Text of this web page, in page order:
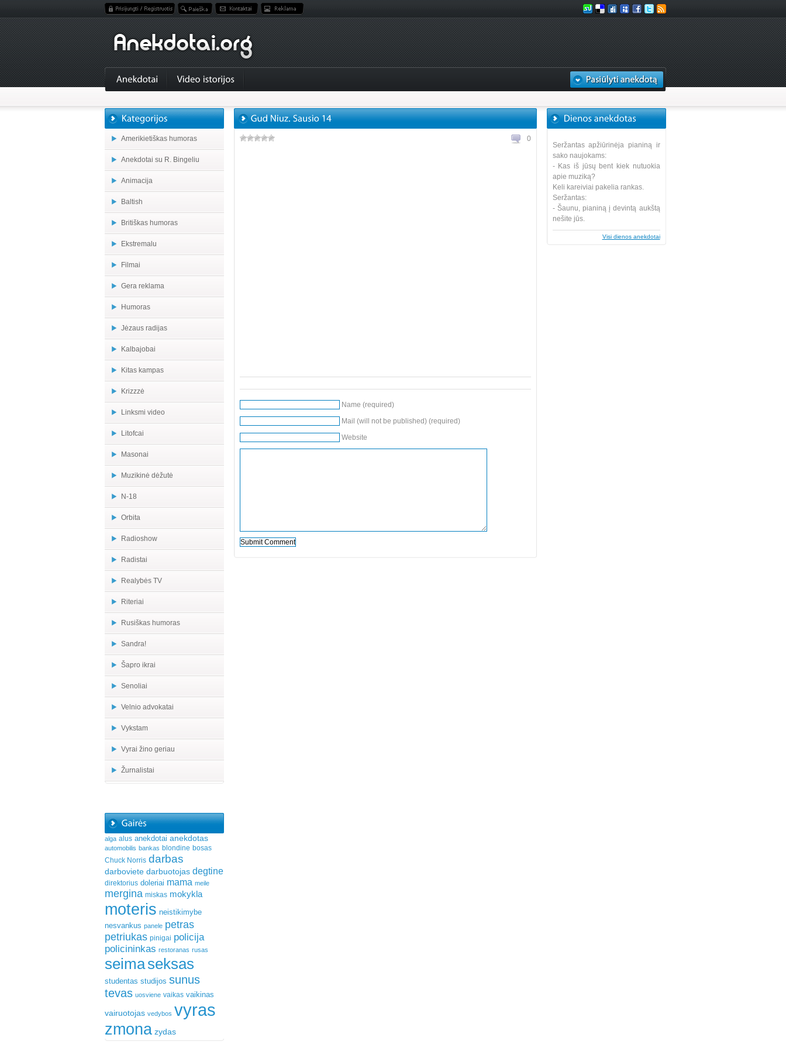
Amerikietiškas humoras
Anekdotai su R. Bingeliu
Animacija
Baltish
Britiškas humoras
Ekstremalu
Filmai
Gera reklama
Humoras
Jėzaus radijas
Kalbajobai
Kitas kampas
Krizzzė
Linksmi video
Litofcai
Masonai
Muzikinė dėžutė
N-18
Orbita
Radioshow
Radistai
Realybės TV
Riteriai
Rusiškas humoras
Sandra!
Šapro ikrai
Senoliai
Velnio advokatai
Vykstam
Vyrai žino geriau
Žurnalistai
alga alus anekdotai anekdotas
automobilis bankas blondine bosas
Chuck Norris darbas
darboviete darbuotojas degtine
direktorius doleriai mama meile
mergina miskas mokykla
moteris neistikimybe
nesvankus panele petras
petriukas pinigai policija
policininkas restoranas rusas
seimaseksas
studentas studijos sunus
tevas uosviene vaikas vaikinas
vairuotojas vedybos vyras
zmona zydas
0
Name (required)
Mail (will not be published) (required)
Website
Seržantas apžiūrinėja pianiną ir
sako naujokams:
- Kas iš jūsų bent kiek nutuokia
apie muziką?
Keli kareiviai pakelia rankas.
Seržantas:
- Šaunu, pianiną į devintą aukštą
nešite jūs.
Visi dienos anekdotai